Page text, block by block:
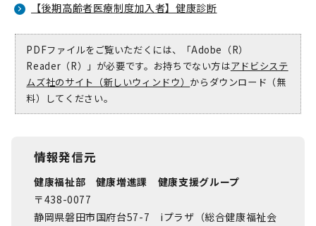
【後期高齢者医療制度加入者】健康診断
PDFファイルをご覧いただくには、「Adobe（R）
Reader（R）」が必要です。お持ちでない方はアドビシステ
ムズ社のサイト（新しいウィンドウ） からダウンロード（無
料）してください。
情報発信元
健康福祉部 健康増進課 健康支援グループ
〒438-0077
静岡県磐田市国府台57-7 iプラザ（総合健康福祉会